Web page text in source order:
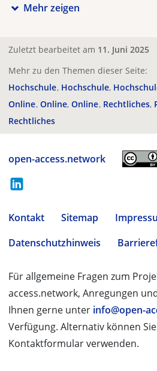
Mehr zeigen
Zuletzt bearbeitet am 11. Juni 2025
Mehr zu den Themen dieser Seite:
Hochschule Hochschule
Online Online Online Rechtliches
Rechtliches
open-access.network
Kontakt Sitemap
Datenschutzhinweis
Für allgemeine Fragen zum
access.network, Anregungen
Ihnen gerne unter info@open-
Verfügung. Alternativ können
Kontaktformular verwenden.